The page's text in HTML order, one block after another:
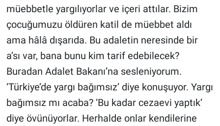
müebbetle yargılıyorlar ve içeri attılar. Bizim
çocuğumuzu öldüren katil de müebbet aldı
ama hâlâ dışarıda. Bu adaletin neresinde bir
a’sı var, bana bunu kim tarif edebilecek?
Buradan Adalet Bakanı’na sesleniyorum.
‘Türkiye’de yargı bağımsız’ diye konuşuyor. Yargı
bağımsız mı acaba? ‘Bu kadar cezaevi yaptık’
diye övünüyorlar. Herhalde onlar kendilerine